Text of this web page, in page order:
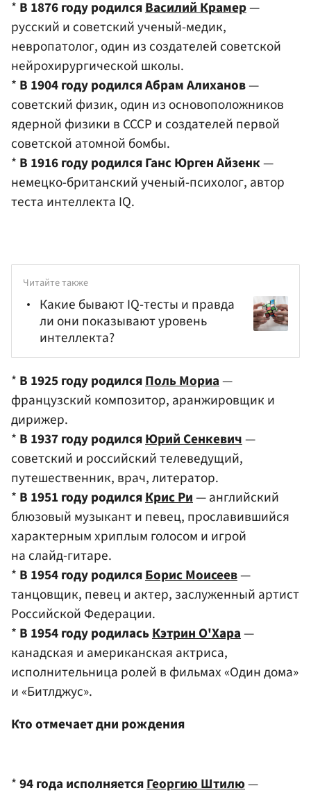
* В 1876 году родилсяВасилий Крамер—
русский и советский ученый-медик,
невропатолог, один из создателей советской
нейрохирургической школы.
* В 1904 году родился Абрам Алиханов—
советский физик, один из основоположников
ядерной физики в СССР и создателей первой
советской атомной бомбы.
* В 1916 году родился Ганс Юрген Айзенк—
немецко-британский ученый-психолог, автор
теста интеллекта IQ.
Читайте также
Какие бывают IQ-тесты и правда
ли они показывают уровень
интеллекта?
* В 1925 году родилсяПоль Мориа—
французский композитор, аранжировщик и
дирижер.
* В 1937 году родилсяЮрий Сенкевич—
советский и российский телеведущий,
путешественник, врач, литератор.
* В 1951 году родилсяКрис Ри— английский
блюзовый музыкант и певец, прославившийся
характерным хриплым голосом и игрой
на слайд-гитаре.
* В 1954 году родилсяБорис Моисеев—
танцовщик, певец и актер, заслуженный артист
Российской Федерации.
* В 1954 году родиласьКэтрин О'Хара—
канадская и американская актриса,
исполнительница ролей в фильмах «Один дома»
и «Битлджус».
Кто отмечает дни рождения
*94 года исполняетсяГеоргию Штилю—